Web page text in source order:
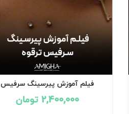
فیلم آموزش پیرسینگ سرفیس
(سارفیس) -- ترقوه
2,400,000 تومان